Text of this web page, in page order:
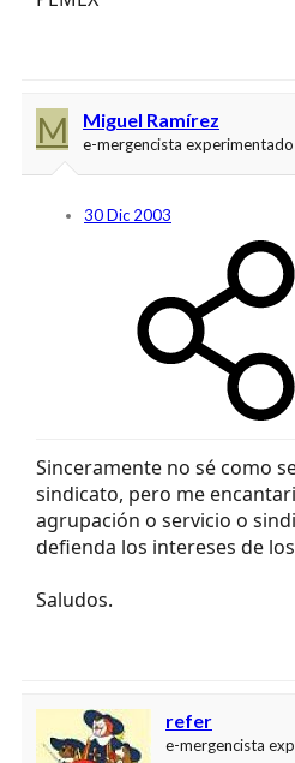
M Miguel Ramírez
e-mergencista experimentado
30 Dic 2003
Sinceramente no sé como
sindicato, pero me
agrupación o servicio o
defienda los intereses de
Saludos.
refer
e-mergencista